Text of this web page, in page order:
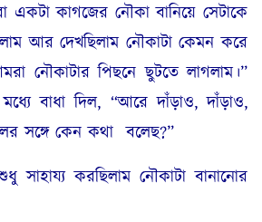
একটা কাগজের নৌকা বানিয়ে সেটাকে
আর দেখছিলাম নৌকাটা কেমন করে
নৌকাটার পিছনে ছুটতে লাগলাম।”
বাধা দিল, “আরে দাঁড়াও, দাঁড়াও,
সঙ্গে কেন কথা বলেছ?”
করছিলাম নৌকাটা বানানোর